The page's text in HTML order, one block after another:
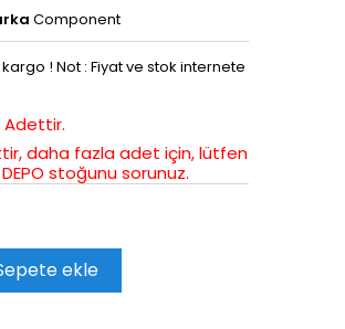
Component
! Not : Fiyat ve stok internete
Adettir.
daha fazla adet için, lütfen
stoğunu sorunuz.
ekle